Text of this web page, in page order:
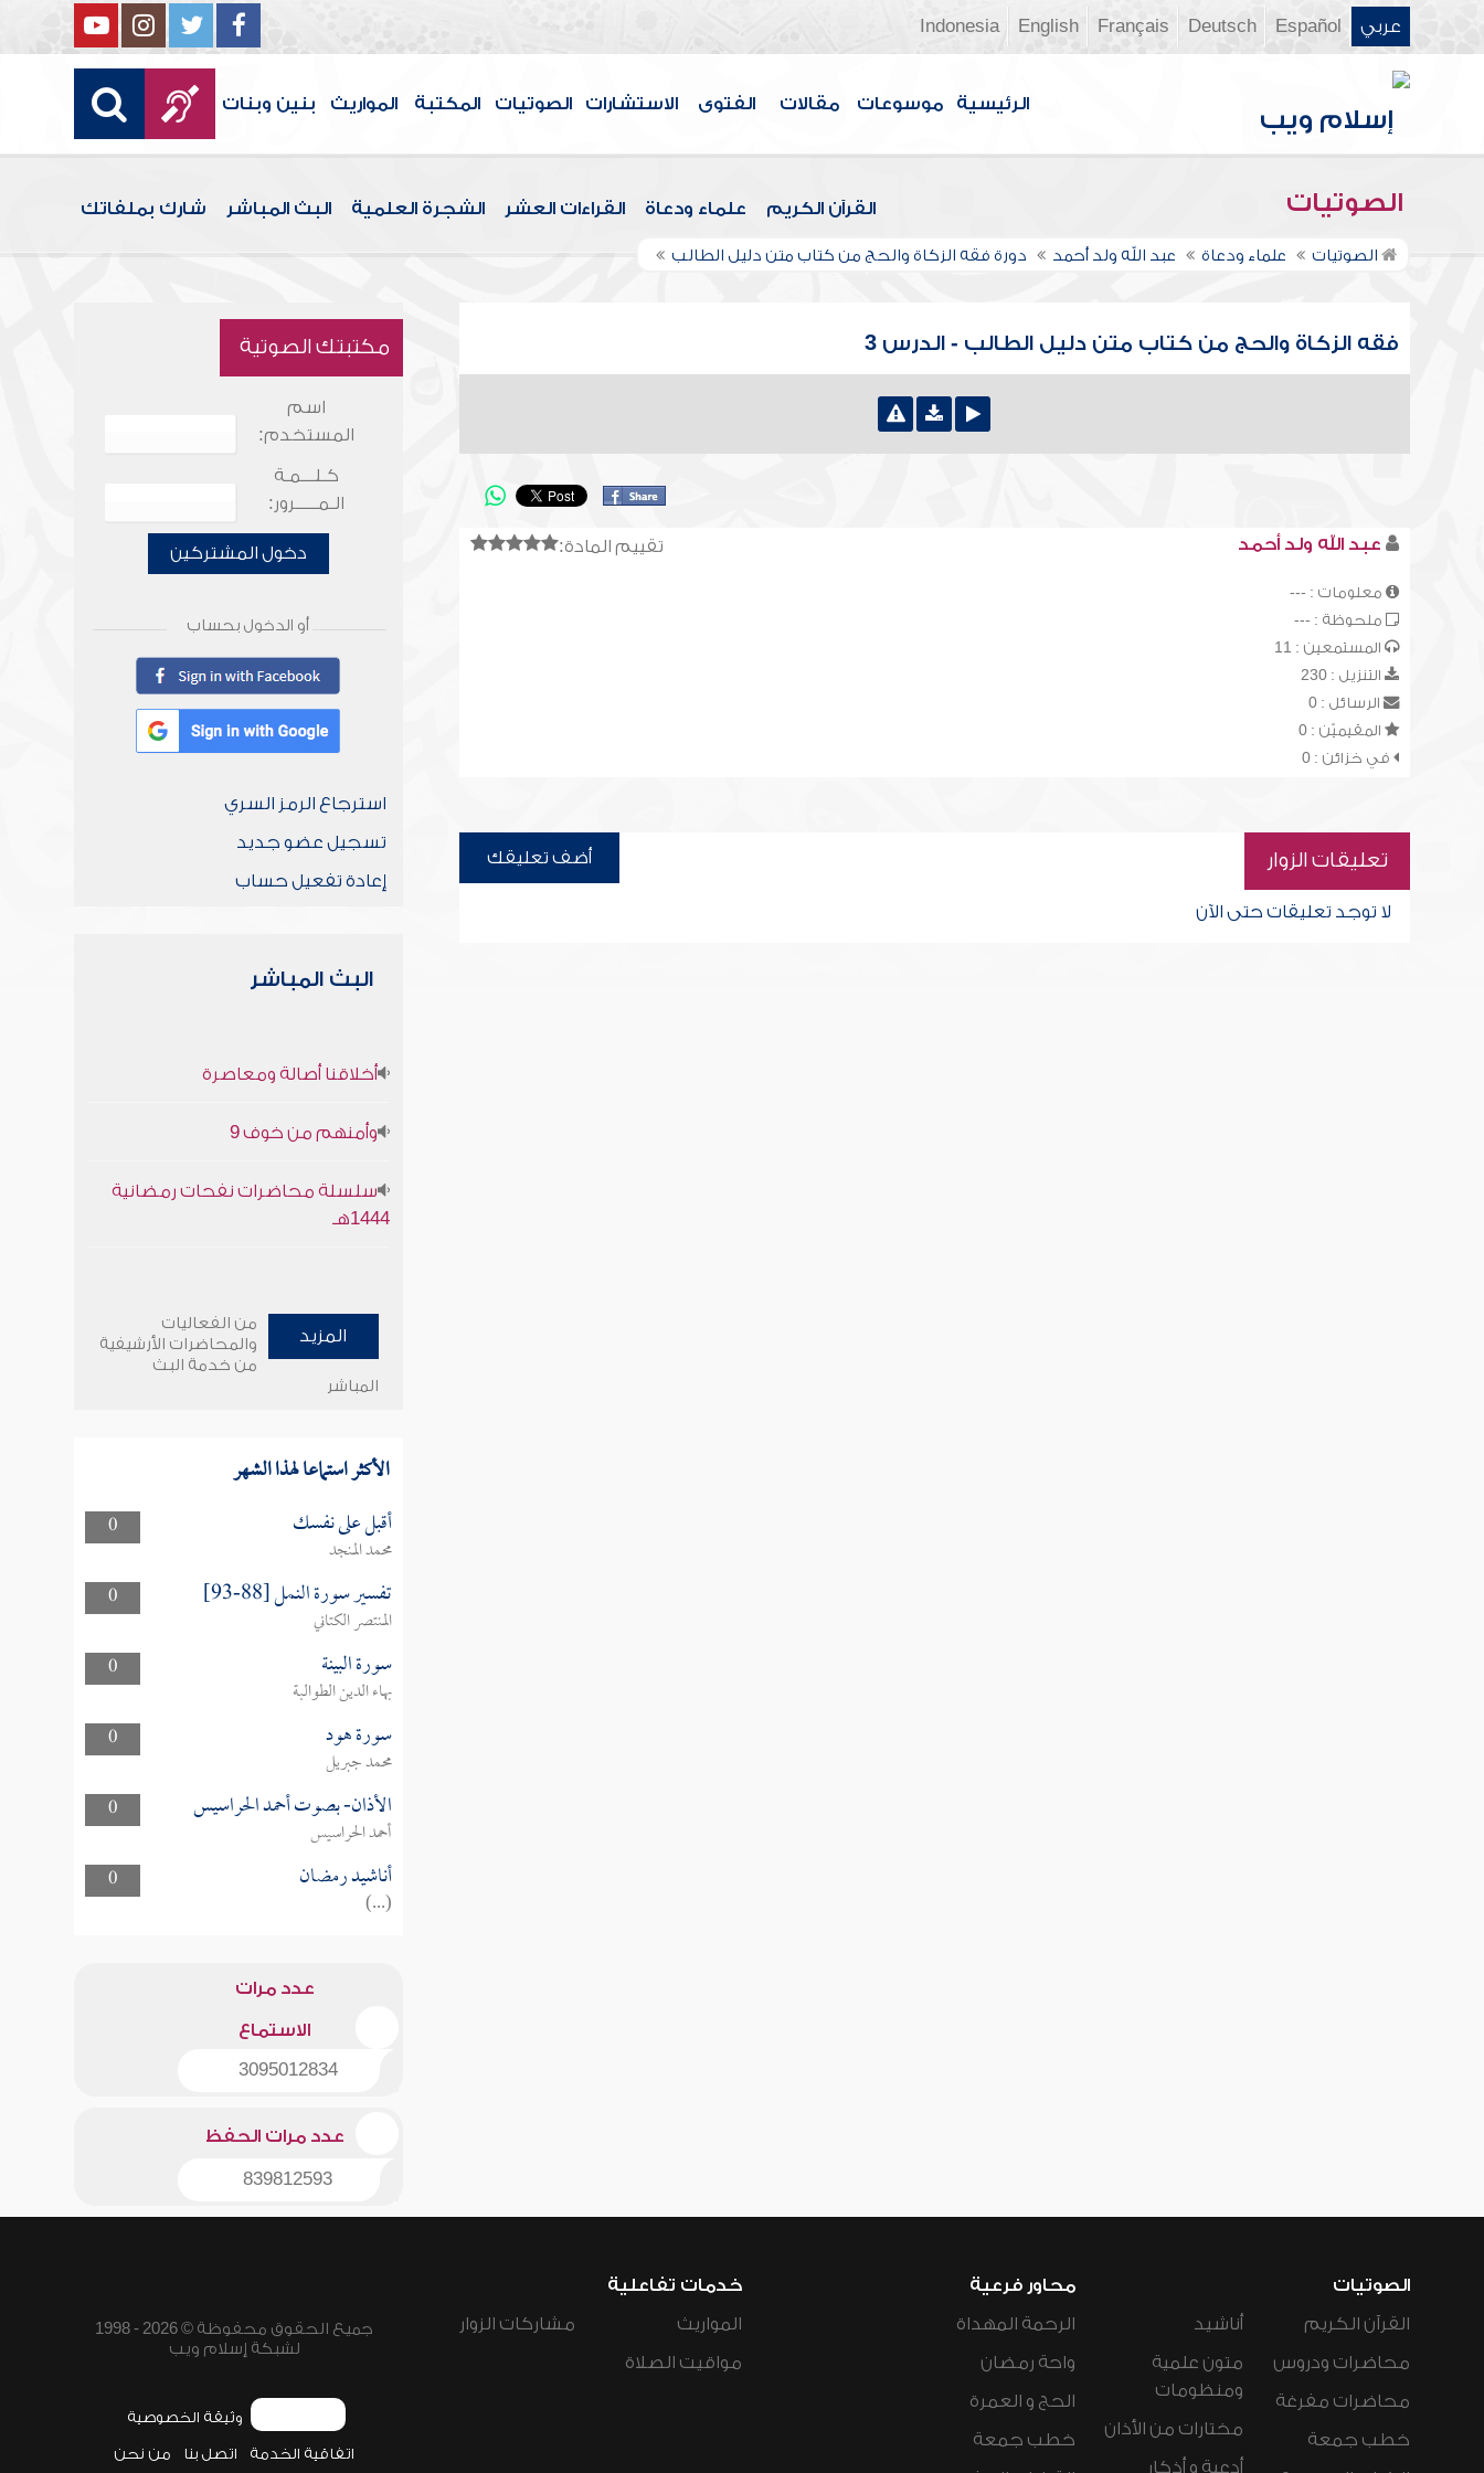
عربي Español
Deutsch
Français
English
Indonesia
الرئيسية موسوعات مقالات الفتوى الاستشارات الصوتيات المكتبة المواريث بنين وبنات
الصوتيات القرآن الكريم علماء ودعاة القراءات العشر الشجرة العلمية البث المباشر شارك بملفاتك
الصوتيات علماء ودعاة عبد الله ولد أحمد دورة فقه الزكاة والحج من كتاب متن دليل الطالب
فقه الزكاة والحج من كتاب متن دليل الطالب - الدرس 3
تقييم المادة: عبد الله ولد أحمد
معلومات : ---
ملحوظة : ---
المستمعين : 11
التنزيل : 230
الرسائل : 0
المقيميّن : 0
في خزائن : 0
تعليقات الزوار أضف تعليقك
لا توجد تعليقات حتى الآن
مكتبتك الصوتية
اسم
المستخدم:
كـلـــمـة
الـمـــــرور:
دخول المشتركين
أو الدخول بحساب
استرجاع الرمز السري
تسجيل عضو جديد
إعادة تفعيل حساب
البث المباشر
أخلاقنا أصالة ومعاصرة
وأمنهم من خوف 9
سلسلة محاضرات نفحات رمضانية
1444هـ
المزيد
من الفعاليات
والمحاضرات الأرشيفية
من خدمة البث
المباشر
الأكثر استماعا لهذا الشهر
0 أقبل على نفسك
محمد المنجد
0
تفسير سورة النمل [88-93]
المنتصر الكتاني
0
سورة البينة
بهاء الدين الطوالبة
0
سورة هود
محمد جبريل
0
الأذان- بصوت أحمد الحراسيس
أحمد الحراسيس
0
أناشيد رمضان
(...)
عدد مرات
الاستماع
3095012834
عدد مرات الحفظ
839812593
الصوتيات
القرآن الكريم
محاضرات ودروس
محاضرات مفرغة
خطب جمعة
أناشيد
متون علمية
ومنظومات
مختارات من الأذان
أدعية و أذكار
محاور فرعية
الرحمة المهداة
واحة رمضان
الحج و العمرة
خطب جمعة
خدمات تفاعلية
المواريث
مواقيت الصلاة
مشاركات الزوار
جميع الحقوق محفوظة © 2026 - 1998
لشبكة إسلام ويب
وثيقة الخصوصية
اتفاقية الخدمة اتصل بنا من نحن